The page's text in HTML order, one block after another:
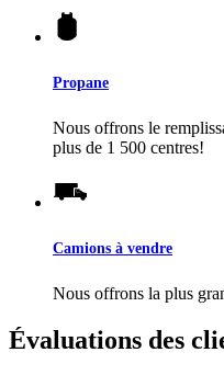
Propane
Nous offrons le
plus de 1 500 centres!
Camions à vendre
Nous offrons la plus
Évaluations des